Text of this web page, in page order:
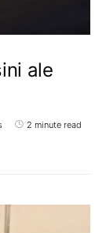
ale
2 minute read